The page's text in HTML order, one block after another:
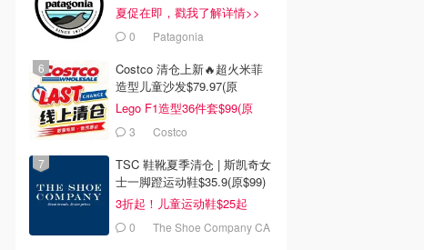
夏促在即，戳我了解详情>>
0 Patagonia
Costco 清仓上新🔥超火米菲
造型儿童沙发$79.97(原
$129.99)
Lego F1造型36件套$99(原
$159)
3 Costco
TSC 鞋靴夏季清仓 | 斯凯奇女
士一脚蹬运动鞋$35.9(原$99)
3折起！儿童运动鞋$25起
0
The Shoe Company CA